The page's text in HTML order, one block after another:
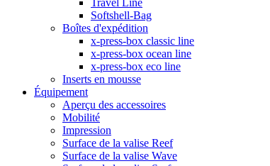
Softshell-Bag
Boîtes d'expédition
x-press-box classic line
x-press-box ocean line
x-press-box eco line
Inserts en mousse
Équipement
Aperçu des accessoires
Mobilité
Impression
Surface de la valise Reef
Surface de la valise Wave